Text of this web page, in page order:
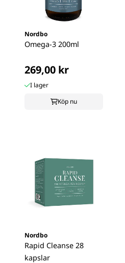
Nordbo
Omega-3 200ml
269,00 kr
I lager
Köp nu
Nordbo
Rapid Cleanse 28
kapslar